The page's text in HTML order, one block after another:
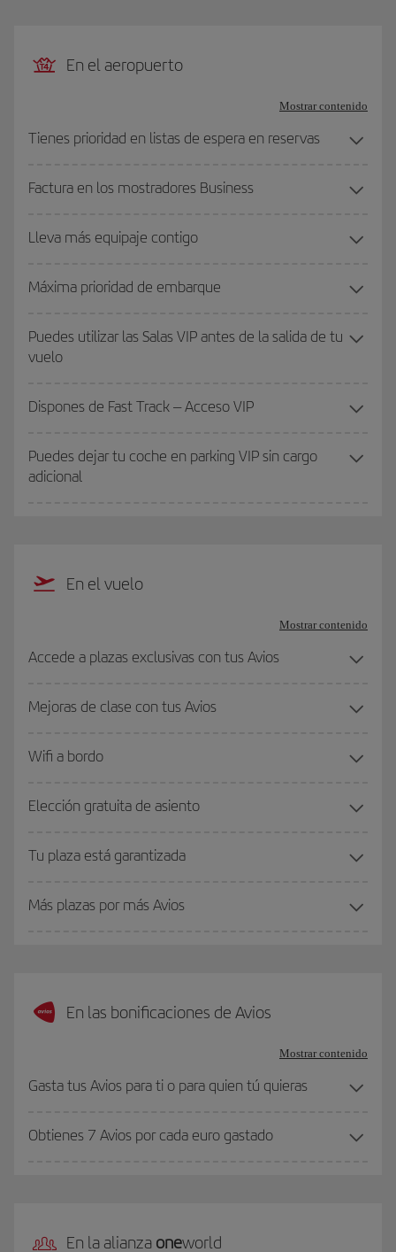
En el aeropuerto
Mostrar contenido
Tienes prioridad en listas de espera en reservas
Factura en los mostradores Business
Lleva más equipaje contigo
Máxima prioridad de embarque
Puedes utilizar las Salas VIP antes de la salida de tu
vuelo
Dispones de Fast Track – Acceso VIP
Puedes dejar tu coche en parking VIP sin cargo
adicional
En el vuelo
Mostrar contenido
Accede a plazas exclusivas con tus Avios
Mejoras de clase con tus Avios
Wifi a bordo
Elección gratuita de asiento
Tu plaza está garantizada
Más plazas por más Avios
En las bonificaciones de Avios
Mostrar contenido
Gasta tus Avios para ti o para quien tú quieras
Obtienes 7 Avios por cada euro gastado
En la alianza oneworld